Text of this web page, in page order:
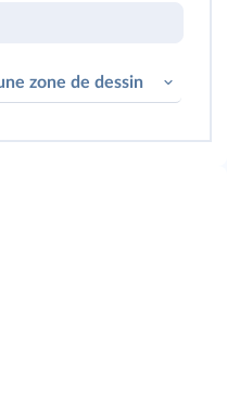
zone de dessin